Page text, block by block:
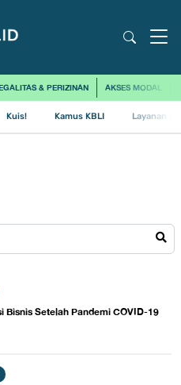
& PERIZINAN AKSES MODAL
Kuis! Kamus KBLI Layanan
Bisnis Setelah Pandemi COVID-19